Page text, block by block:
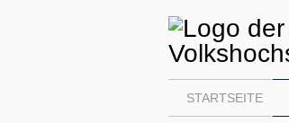
STARTSEITE